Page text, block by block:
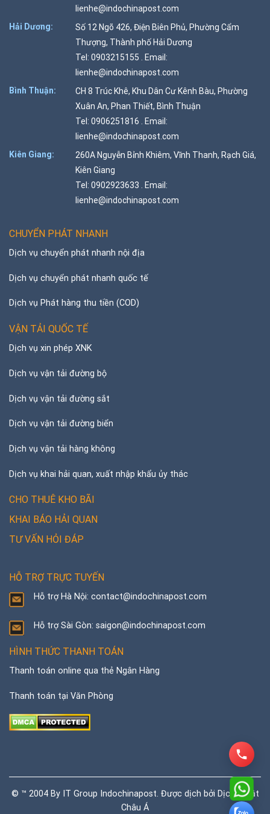
lienhe@indochinapost.com
Hải Dương:
Số 12 Ngõ 426, Điện Biên Phủ, Phường Cẩm
Thượng, Thành phố Hải Dương
Tel: 0903215155 . Email:
lienhe@indochinapost.com
Bình Thuận:
CH 8 Trúc Khê, Khu Dân Cư Kênh Bàu, Phường
Xuân An, Phan Thiết, Bình Thuận
Tel: 0906251816 . Email:
lienhe@indochinapost.com
Kiên Giang:
260A Nguyễn Bỉnh Khiêm, Vĩnh Thanh, Rạch Giá,
Kiên Giang
Tel: 0902923633 . Email:
lienhe@indochinapost.com
CHUYỂN PHÁT NHANH
Dịch vụ chuyển phát nhanh nội địa
Dịch vụ chuyển phát nhanh quốc tế
Dịch vụ Phát hàng thu tiền (COD)
VẬN TẢI QUỐC TẾ
Dịch vụ xin phép XNK
Dịch vụ vận tải đường bộ
Dịch vụ vận tải đường sắt
Dịch vụ vận tải đường biển
Dịch vụ vận tải hàng không
Dịch vụ khai hải quan, xuất nhập khẩu ủy thác
CHO THUÊ KHO BÃI
KHAI BÁO HẢI QUAN
TƯ VẤN HỎI ĐÁP
HỖ TRỢ TRỰC TUYẾN
Hỗ trợ Hà Nội: contact@indochinapost.com
Hỗ trợ Sài Gòn: saigon@indochinapost.com
HÌNH THỨC THANH TOÁN
Thanh toán online qua thẻ Ngân Hàng
Thanh toán tại Văn Phòng
© ™ 2004 By IT Group Indochinapost. Được dịch bởi Dịch thuật
Châu Á